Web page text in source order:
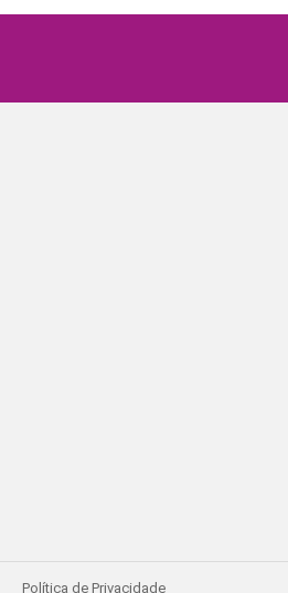
Política de Privacidade